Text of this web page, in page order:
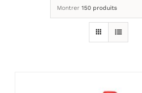
Montrer 150 produits